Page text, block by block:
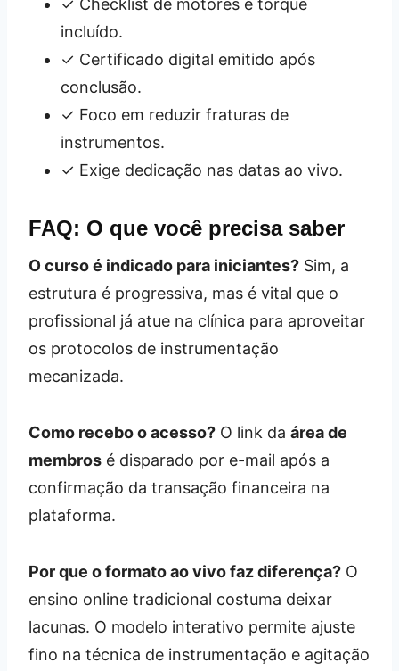
incluído.
✓ Certificado digital emitido após
conclusão.
✓ Foco em reduzir fraturas de
instrumentos.
✓ Exige dedicação nas datas ao vivo.
FAQ: O que você precisa saber
O curso é indicado para iniciantes? Sim, a
estrutura é progressiva, mas é vital que o
profissional já atue na clínica para aproveitar
os protocolos de instrumentação
mecanizada.
Como recebo o acesso? O link da área de
membros é disparado por e-mail após a
confirmação da transação financeira na
plataforma.
Por que o formato ao vivo faz diferença? O
ensino online tradicional costuma deixar
lacunas. O modelo interativo permite ajuste
fino na técnica de instrumentação e agitação